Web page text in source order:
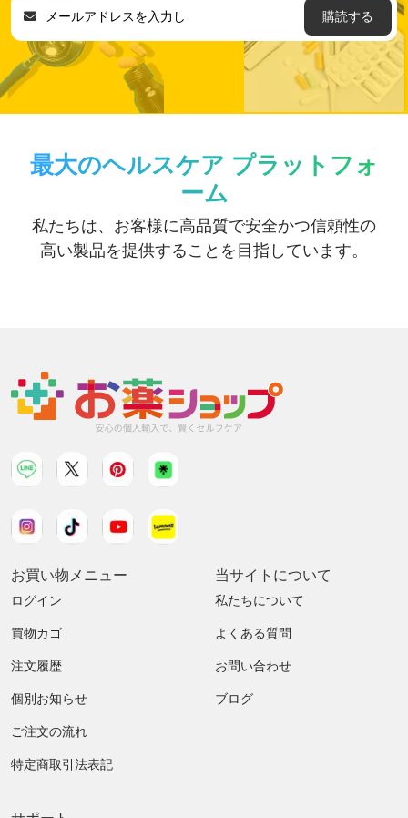
購読する
最大のヘルスケア プラットフォ
ーム
私たちは、お客様に高品質で安全かつ信頼性の
高い製品を提供することを目指しています。
お買い物メニュー
ログイン
買物カゴ
注文履歴
個別お知らせ
ご注文の流れ
特定商取引法表記
当サイトについて
私たちについて
よくある質問
お問い合わせ
ブログ